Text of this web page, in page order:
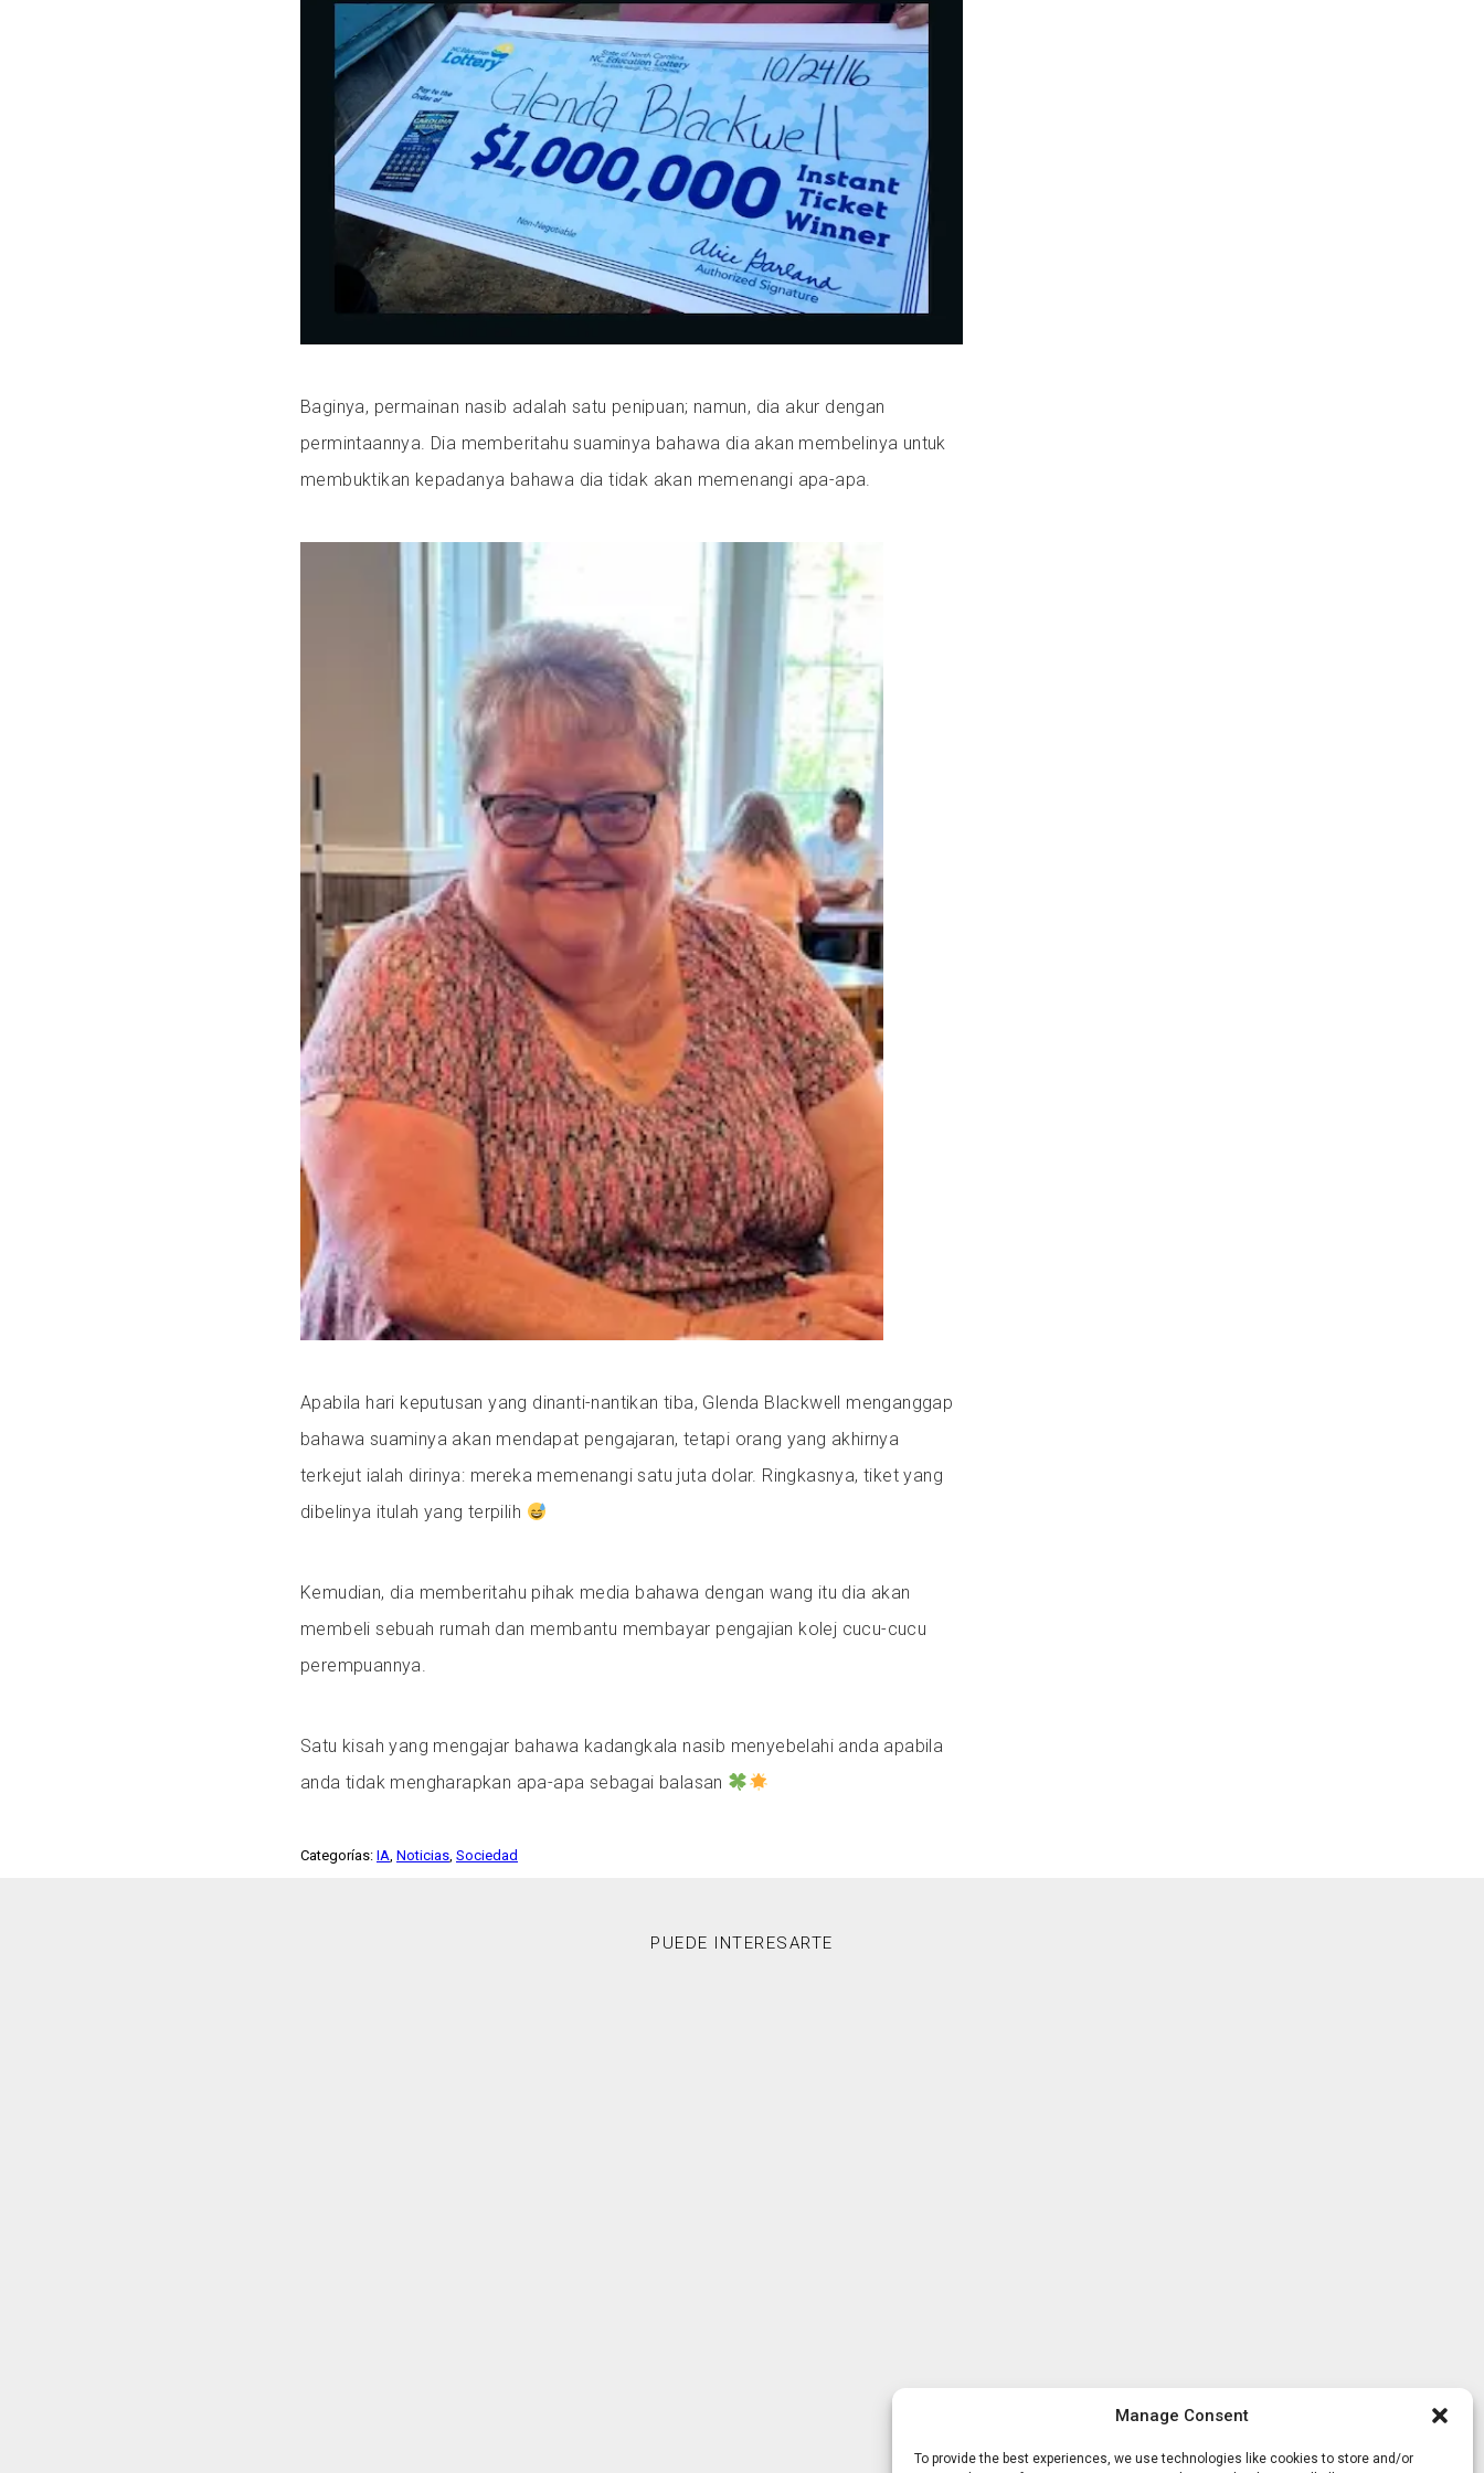
Manage Consent
To provide the best experiences, we use technologies like cookies to store and/or
Baginya, permainan nasib adalah satu penipuan; namun, dia akur dengan
permintaannya. Dia memberitahu suaminya bahawa dia akan membelinya untuk
membuktikan kepadanya bahawa dia tidak akan memenangi apa-apa.
Apabila hari keputusan yang dinanti-nantikan tiba, Glenda Blackwell menganggap
bahawa suaminya akan mendapat pengajaran, tetapi orang yang akhirnya
terkejut ialah dirinya: mereka memenangi satu juta dolar. Ringkasnya, tiket yang
dibelinya itulah yang terpilih
Kemudian, dia memberitahu pihak media bahawa dengan wang itu dia akan
membeli sebuah rumah dan membantu membayar pengajian kolej cucu-cucu
perempuannya.
Satu kisah yang mengajar bahawa kadangkala nasib menyebelahi anda apabila
anda tidak mengharapkan apa-apa sebagai balasan
Categorías: IA Noticias Sociedad
PUEDE INTERESARTE